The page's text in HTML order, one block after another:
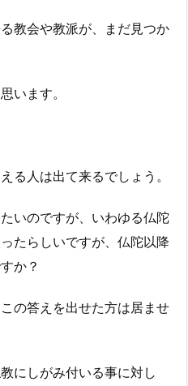
教会や教派が、まだ見つか
います。
る人は出て来るでしょう。
いのですが、いわゆる仏陀
たらしいですが、仏陀以降
か？
の答えを出せた方は居ませ
にしがみ付いる事に対し